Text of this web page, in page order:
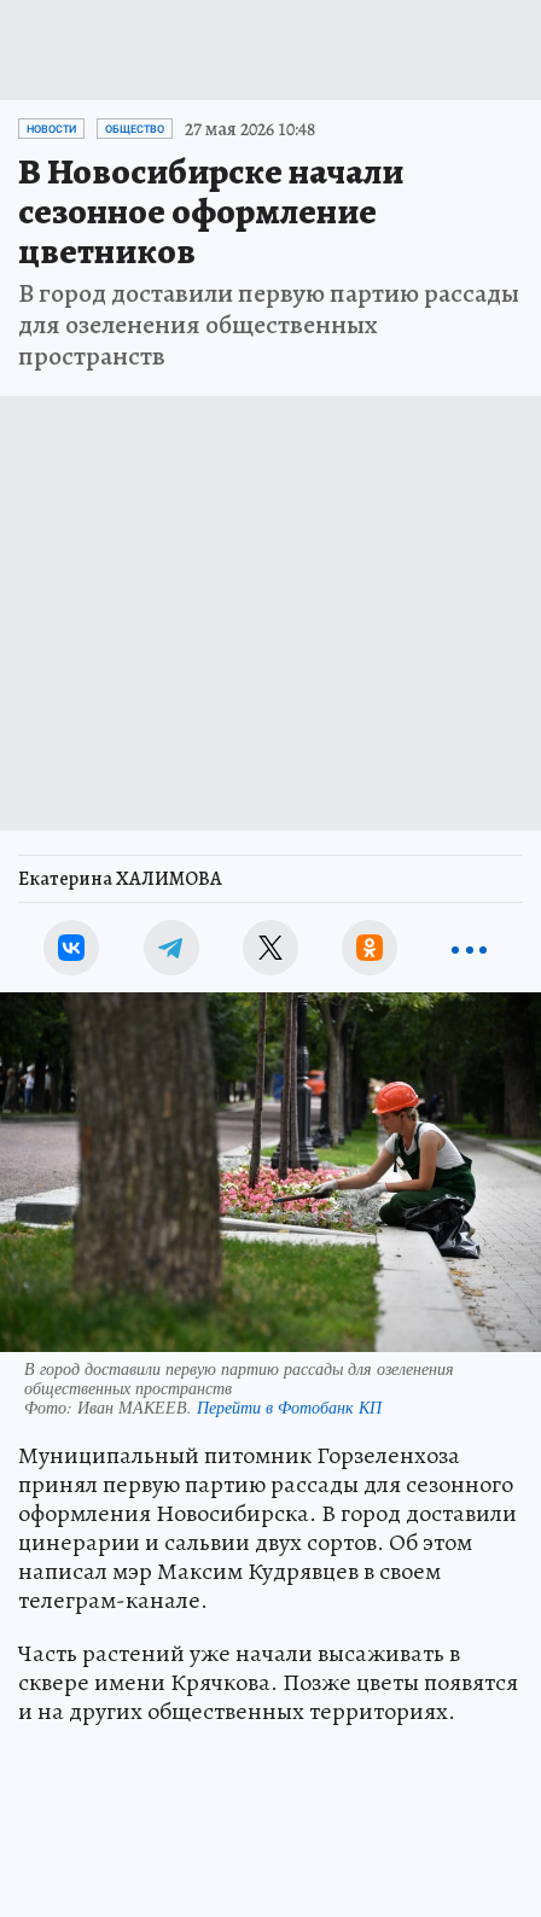
НОВОСТИ ОБЩЕСТВО 27 мая 2026 10:48
В Новосибирске начали
сезонное оформление
цветников
В город доставили первую партию рассады
для озеленения общественных
пространств
Екатерина ХАЛИМОВА
В город доставили первую партию рассады для озеленения
общественных пространств
Фото: Иван МАКЕЕВ. Перейти в Фотобанк КП
Муниципальный питомник Горзеленхоза
принял первую партию рассады для сезонного
оформления Новосибирска. В город доставили
цинерарии и сальвии двух сортов. Об этом
написал мэр Максим Кудрявцев в своем
телеграм-канале.
Часть растений уже начали высаживать в
сквере имени Крячкова. Позже цветы появятся
и на других общественных территориях.